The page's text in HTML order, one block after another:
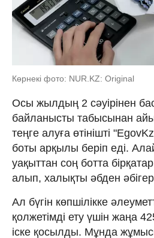
Көрнекі фото: NUR.KZ: Original
Осы жылдың 2 сәуірінен
байланысты табысынан
теңге алуға өтінішті
боты арқылы беріп еді.
уақыттан соң ботта
алып, халықты әбден
Ал бүгін көпшілікке
қолжетімді ету үшін жаңа
іске қосылды. Мұнда